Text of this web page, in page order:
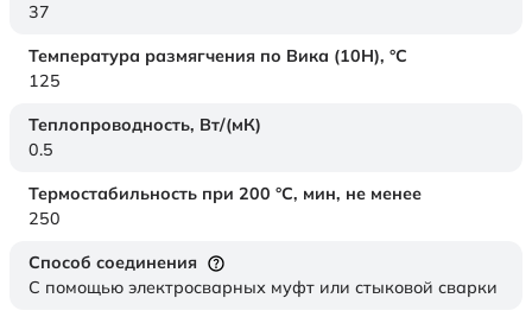
37
Температура размягчения по Вика (10Н), °C
125
Теплопроводность, Вт/(мК)
0.5
Термостабильность при 200 °С, мин, не менее
250
Способ соединения
С помощью электросварных муфт или стыковой сварки